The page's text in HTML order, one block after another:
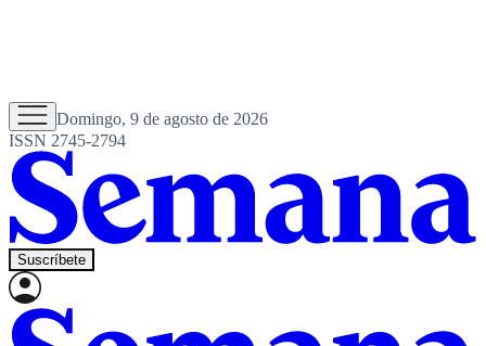
Domingo, 9 de agosto de 2026
ISSN 2745-2794
Suscríbete